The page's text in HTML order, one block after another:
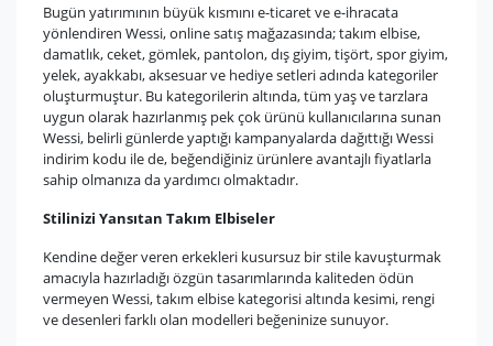
Bugün yatırımının büyük kısmını e-ticaret ve e-ihracata
yönlendiren Wessi, online satış mağazasında; takım elbise,
damatlık, ceket, gömlek, pantolon, dış giyim, tişört, spor giyim,
yelek, ayakkabı, aksesuar ve hediye setleri adında kategoriler
oluşturmuştur. Bu kategorilerin altında, tüm yaş ve tarzlara
uygun olarak hazırlanmış pek çok ürünü kullanıcılarına sunan
Wessi, belirli günlerde yaptığı kampanyalarda dağıttığı Wessi
indirim kodu ile de, beğendiğiniz ürünlere avantajlı fiyatlarla
sahip olmanıza da yardımcı olmaktadır.
Stilinizi Yansıtan Takım Elbiseler
Kendine değer veren erkekleri kusursuz bir stile kavuşturmak
amacıyla hazırladığı özgün tasarımlarında kaliteden ödün
vermeyen Wessi, takım elbise kategorisi altında kesimi, rengi
ve desenleri farklı olan modelleri beğeninize sunuyor.